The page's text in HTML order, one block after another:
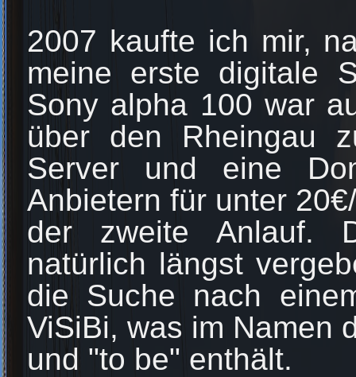
2007 kaufte ich mir,
meine erste digitale
Sony alpha 100 war
über den Rheingau
Server und eine
Anbietern für unter
der zweite Anlauf.
natürlich längst
die Suche nach
ViSiBi, was im Namen
und "to be" enthält.